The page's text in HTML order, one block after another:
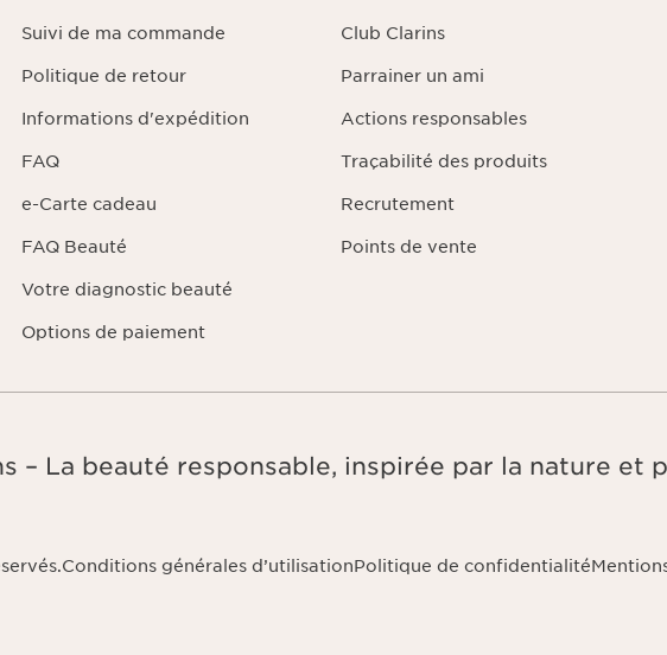
Suivi de ma commande
Politique de retour
Informations d'expédition
FAQ
e-Carte cadeau
FAQ Beauté
Votre diagnostic beauté
Options de paiement
Club Clarins
Parrainer un ami
Actions responsables
Traçabilité des produits
Recrutement
Points de vente
– La beauté responsable, inspirée par la nature et
Conditions générales d’utilisationPolitique de confidentialité